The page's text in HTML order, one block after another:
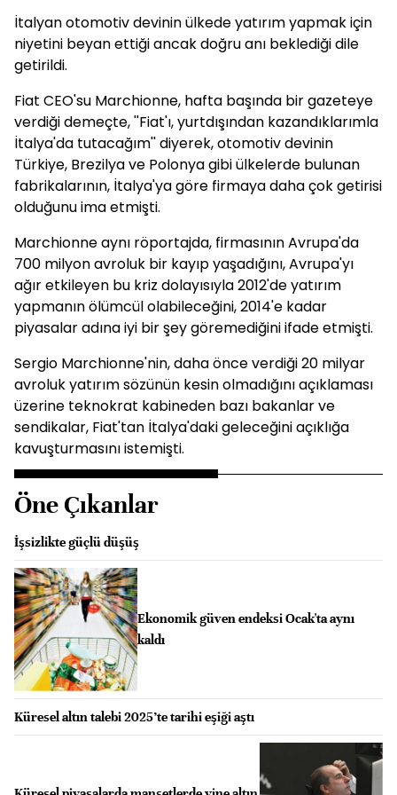
İtalyan otomotiv devinin ülkede yatırım yapmak için
niyetini beyan ettiği ancak doğru anı beklediği dile
getirildi.
Fiat CEO'su Marchionne, hafta başında bir gazeteye
verdiği demeçte, ''Fiat'ı, yurtdışından kazandıklarımla
İtalya'da tutacağım'' diyerek, otomotiv devinin
Türkiye, Brezilya ve Polonya gibi ülkelerde bulunan
fabrikalarının, İtalya'ya göre firmaya daha çok getirisi
olduğunu ima etmişti.
Marchionne aynı röportajda, firmasının Avrupa'da
700 milyon avroluk bir kayıp yaşadığını, Avrupa'yı
ağır etkileyen bu kriz dolayısıyla 2012'de yatırım
yapmanın ölümcül olabileceğini, 2014'e kadar
piyasalar adına iyi bir şey göremediğini ifade etmişti.
Sergio Marchionne'nin, daha önce verdiği 20 milyar
avroluk yatırım sözünün kesin olmadığını açıklaması
üzerine teknokrat kabineden bazı bakanlar ve
sendikalar, Fiat'tan İtalya'daki geleceğini açıklığa
kavuşturmasını istemişti.
Öne Çıkanlar
İşsizlikte güçlü düşüş
Ekonomik güven endeksi Ocak'ta aynı
kaldı
Küresel altın talebi 2025’te tarihi eşiği aştı